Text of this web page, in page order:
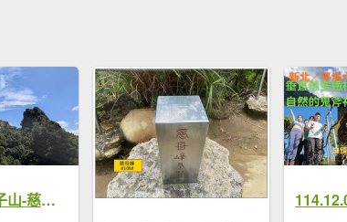
115.07.26孝子山-慈母峰-嶺腳瀑布-望谷瀑布之旅